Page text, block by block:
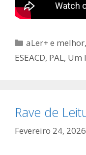
Categorias
aLer+ e melhor,
ESEACD, PAL, Um
Rave de
Fevereiro 24, 2026